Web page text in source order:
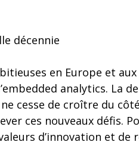
décennie
en Europe et
analytics. La
cesse de croître du
ces nouveaux défis.
d’innovation et de